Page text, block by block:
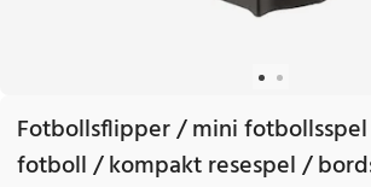
Fotbollsflipper / mini
fotboll / kompakt resespel /